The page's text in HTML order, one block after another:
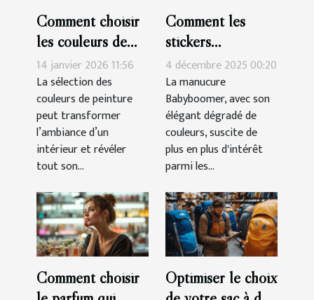
Comment choisir
les couleurs de
peinture pour
harmoniser votre
espace ?
14 janvier 2026 11:56
La sélection des
couleurs de peinture
peut transformer
l’ambiance d’un
intérieur et révéler
tout son...
Comment les
stickers
simplifient-ils la
réalisation d'une
manucure
Babyboomer ?
4 décembre 2025 00:20
La manucure
Babyboomer, avec son
élégant dégradé de
couleurs, suscite de
plus en plus d'intérêt
parmi les...
Comment choisir
Optimiser le choix